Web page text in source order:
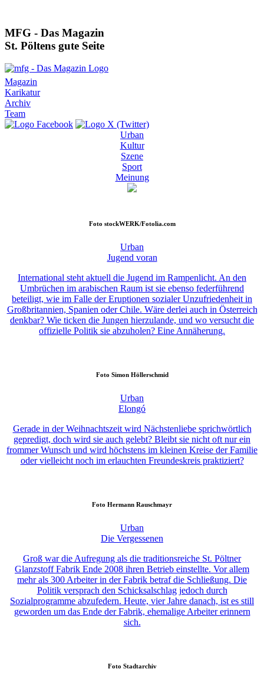
MFG - Das Magazin
St. Pöltens gute Seite
Magazin
Karikatur
Archiv
Team
Urban
Kultur
Szene
Sport
Meinung
Foto stockWERK/Fotolia.com
Urban
Jugend voran
International steht aktuell die Jugend im Rampenlicht. An den
Umbrüchen im arabischen Raum ist sie ebenso federführend
beteiligt, wie im Falle der Eruptionen sozialer Unzufriedenheit in
Großbritannien, Spanien oder Chile. Wäre derlei auch in Österreich
denkbar? Wie ticken die Jungen hierzulande, und wo versucht die
offizielle Politik sie abzuholen? Eine Annäherung.
Foto Simon Höllerschmid
Urban
Elongó
Gerade in der Weihnachtszeit wird Nächstenliebe sprichwörtlich
gepredigt, doch wird sie auch gelebt? Bleibt sie nicht oft nur ein
frommer Wunsch und wird höchstens im kleinen Kreise der Familie
oder vielleicht noch im erlauchten Freundeskreis praktiziert?
Foto Hermann Rauschmayr
Urban
Die Vergessenen
Groß war die Aufregung als die traditionsreiche St. Pöltner
Glanzstoff Fabrik Ende 2008 ihren Betrieb einstellte. Vor allem
mehr als 300 Arbeiter in der Fabrik betraf die Schließung. Die
Politik versprach den Schicksalschlag jedoch durch
Sozialprogramme abzufedern. Heute, vier Jahre danach, ist es still
geworden um das Ende der Fabrik, ehemalige Arbeiter erinnern
sich.
Foto Stadtarchiv